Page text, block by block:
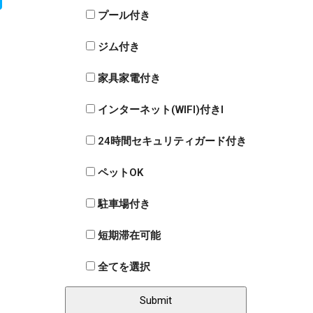
プール付き
ジム付き
家具家電付き
インターネット(WIFI)付きI
24時間セキュリティガード付き
ペットOK
駐車場付き
短期滞在可能
全てを選択